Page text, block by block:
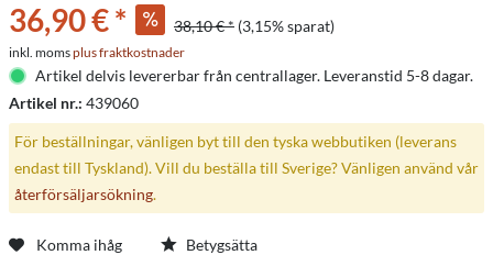
36,90 € * 38,10 € * (3,15% sparat)
inkl. momsplus fraktkostnader
Artikel delvis levererbar från centrallager. Leveranstid 5-8 dagar.
Artikel nr.: 439060
För beställningar, vänligen byt till den tyska webbutiken (leverans
endast till Tyskland). Vill du beställa till Sverige? Vänligen använd vår
återförsäljarsökning.
Komma ihåg Betygsätta